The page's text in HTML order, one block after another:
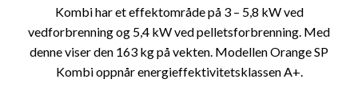
Kombi har et effektområde på 3 – 5,8 kW ved
vedforbrenning og 5,4 kW ved pelletsforbrenning. Med
denne viser den 163 kg på vekten. Modellen Orange SP
Kombi oppnår energieffektivitetsklassen A+.